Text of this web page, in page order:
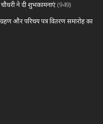
ने दी शुभकामनाएं (949)
और परिचय पत्र वितरण समारोह का